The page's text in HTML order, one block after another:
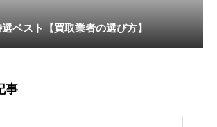
ベスト【買取業者の選び方】
事